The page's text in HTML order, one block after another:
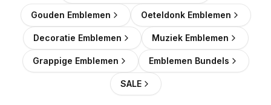
Gouden Emblemen Oeteldonk Emblemen
Decoratie Emblemen Muziek Emblemen
Grappige Emblemen Emblemen Bundels
SALE